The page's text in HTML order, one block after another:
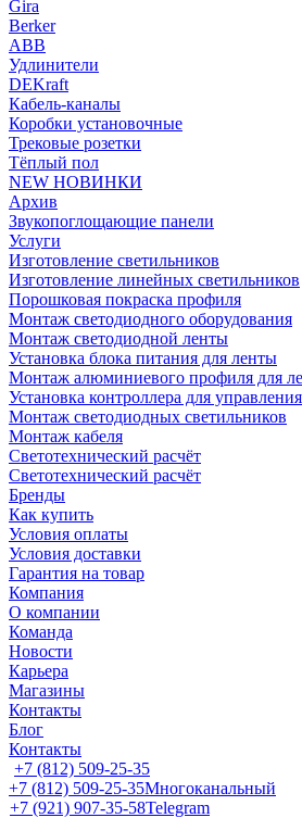
Gira
Berker
ABB
Удлинители
DEKraft
Кабель-каналы
Коробки установочные
Трековые розетки
Тёплый пол
NEW НОВИНКИ
Архив
Звукопоглощающие панели
Услуги
Изготовление светильников
Изготовление линейных светильников
Порошковая покраска профиля
Монтаж светодиодного оборудования
Монтаж светодиодной ленты
Установка блока питания для ленты
Монтаж алюминиевого профиля для
Установка контроллера для
Монтаж светодиодных светильников
Монтаж кабеля
Светотехнический расчёт
Светотехнический расчёт
Бренды
Как купить
Условия оплаты
Условия доставки
Гарантия на товар
Компания
О компании
Команда
Новости
Карьера
Магазины
Контакты
Блог
Контакты
+7 (812) 509-25-35
+7 (812) 509-25-35Многоканальный
+7 (921) 907-35-58Telegram